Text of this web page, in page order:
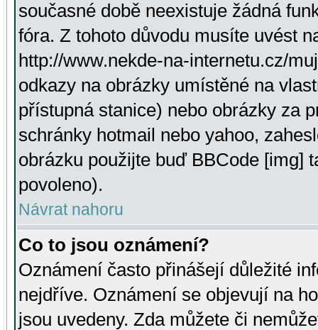
současné době neexistuje žádná
fóra. Z tohoto důvodu musíte uvést
http://www.nekde-na-internetu.cz/
odkazy na obrázky umístěné na
přístupná stanice) nebo obrázky za
schránky hotmail nebo yahoo,
obrázku použijte buď BBCode [img]
povoleno).
Návrat nahoru
Co to jsou oznámení?
Oznámení často přinášejí důležité
nejdříve. Oznámení se objevují na
jsou uvedeny. Zda můžete či